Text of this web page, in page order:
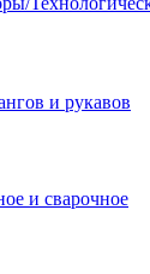
и рукавов
и сварочное